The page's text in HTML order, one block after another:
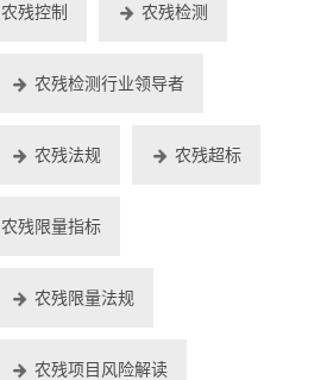
农残控制 农残检测
农残检测行业领导者
农残法规 农残超标
农残限量指标
农残限量法规
农残项目风险解读